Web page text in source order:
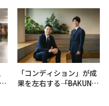
「コンディション」が成
果を左右する――「BAKUN